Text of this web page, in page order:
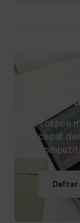
Tokpee
cepat
Daftar